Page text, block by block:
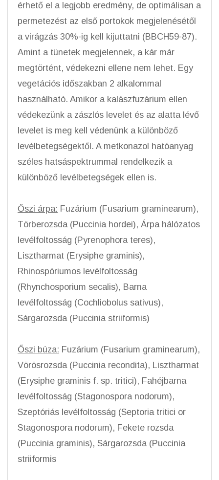
érhető el a legjobb eredmény, de optimálisan a
permetezést az első portokok megjelenésétől
a virágzás 30%-ig kell kijuttatni (BBCH59-87).
Amint a tünetek megjelennek, a kár már
megtörtént, védekezni ellene nem lehet. Egy
vegetációs időszakban 2 alkalommal
használható. Amikor a kalászfuzárium ellen
védekezünk a zászlós levelet és az alatta lévő
levelet is meg kell védenünk a különböző
levélbetegségektől. A metkonazol hatóanyag
széles hatsáspektrummal rendelkezik a
különböző levélbetegségek ellen is.
Őszi árpa: Fuzárium (Fusarium graminearum),
Törberozsda (Puccinia hordei), Árpa hálózatos
levélfoltosság (Pyrenophora teres),
Lisztharmat (Erysiphe graminis),
Rhinospóriumos levélfoltosság
(Rhynchosporium secalis), Barna
levélfoltosság (Cochliobolus sativus),
Sárgarozsda (Puccinia striiformis)
Őszi búza: Fuzárium (Fusarium graminearum),
Vörösrozsda (Puccinia recondita), Lisztharmat
(Erysiphe graminis f. sp. tritici), Fahéjbarna
levélfoltosság (Stagonospora nodorum),
Szeptóriás levélfoltosság (Septoria tritici or
Stagonospora nodorum), Fekete rozsda
(Puccinia graminis), Sárgarozsda (Puccinia
striiformis